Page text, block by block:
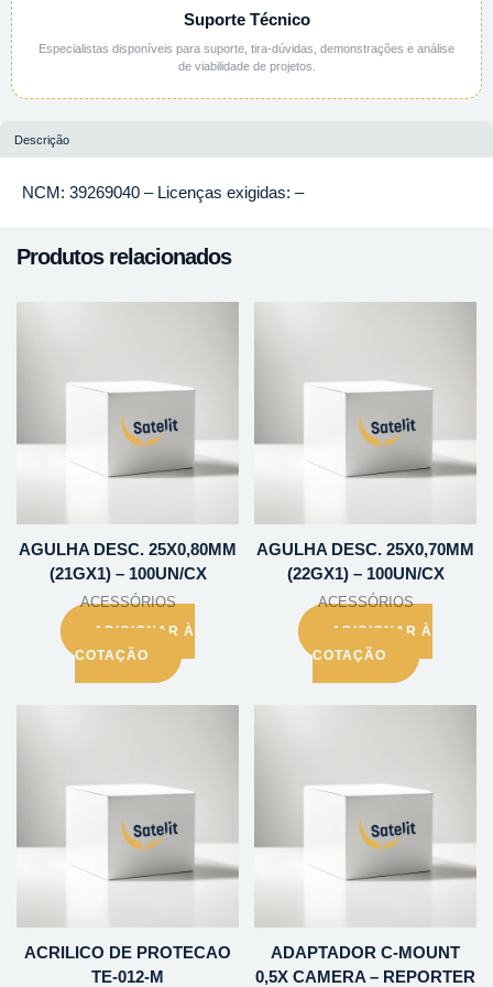
Suporte Técnico
Especialistas disponíveis para suporte, tira-dúvidas, demonstrações e análise
de viabilidade de projetos.
Descrição
NCM: 39269040 – Licenças exigidas: –
Produtos relacionados
AGULHA DESC. 25X0,80MM
(21GX1) – 100UN/CX
ACESSÓRIOS
ADICIONAR À
COTAÇÃO
AGULHA DESC. 25X0,70MM
(22GX1) – 100UN/CX
ACESSÓRIOS
ADICIONAR À
COTAÇÃO
ACRILICO DE PROTECAO
TE-012-M
ADAPTADOR C-MOUNT
0,5X CAMERA – REPORTER